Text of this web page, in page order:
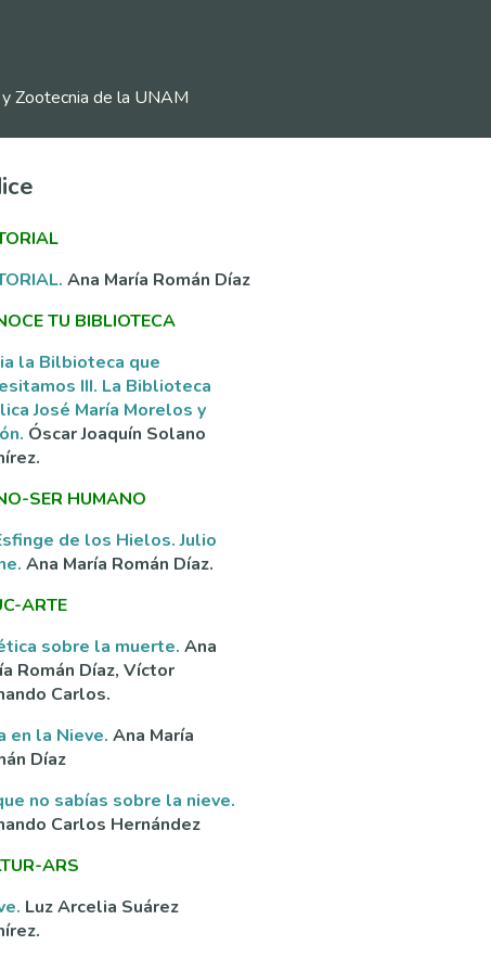
Zootecnia de la UNAM
Ana María Román Díaz
TU BIBLIOTECA
la Bilbioteca que
III. La Biblioteca
José María Morelos y
Óscar Joaquín Solano
SER HUMANO
de los Hielos. Julio
Ana María Román Díaz.
ARTE
sobre la muerte. Ana
Román Díaz, Víctor
Carlos.
en la Nieve. Ana María
Díaz
no sabías sobre la nieve.
Carlos Hernández
ARS
Luz Arcelia Suárez